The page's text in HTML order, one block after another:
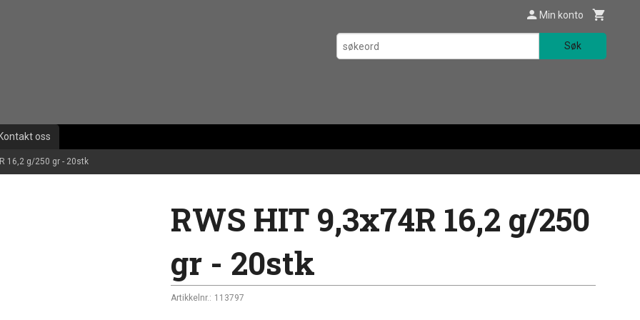
Min konto
Søk
Kontakt oss
16,2 g/250 gr - 20stk
RWS HIT 9,3x74R 16,2 g/250
gr - 20stk
Artikkelnr.: 113797